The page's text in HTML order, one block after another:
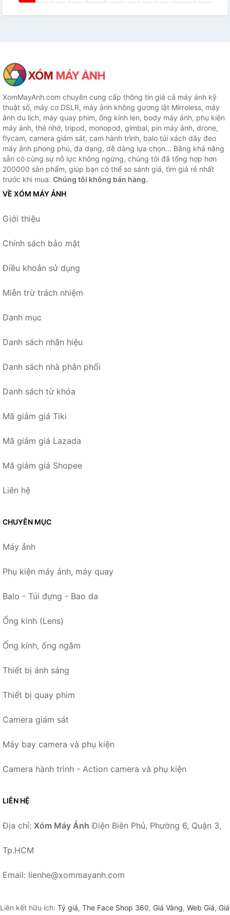
XomMayAnh.com chuyên cung cấp thông tin giá cả máy ảnh kỹ
thuật số, máy cơ DSLR, máy ảnh không gương lật Mirroless, máy
ảnh du lịch, máy quay phim, ống kính len, body máy ảnh, phụ kiện
máy ảnh, thẻ nhớ, tripod, monopod, gimbal, pin máy ảnh, drone,
flycam, camera giám sát, cam hành trình, balo túi xách dây đeo
máy ảnh phong phú, đa dạng, dễ dàng lựa chọn... Bằng khả năng
sẵn có cùng sự nỗ lực không ngừng, chúng tôi đã tổng hợp hơn
200000 sản phẩm, giúp bạn có thể so sánh giá, tìm giá rẻ nhất
trước khi mua. Chúng tôi không bán hàng.
VỀ XÓM MÁY ẢNH
Giới thiệu
Chính sách bảo mật
Điều khoản sử dụng
Miễn trừ trách nhiệm
Danh mục
Danh sách nhãn hiệu
Danh sách nhà phân phối
Danh sách từ khóa
Mã giảm giá Tiki
Mã giảm giá Lazada
Mã giảm giá Shopee
Liên hệ
CHUYÊN MỤC
Máy ảnh
Phụ kiện máy ảnh, máy quay
Balo - Túi đựng - Bao da
Ống kính (Lens)
Ống kính, ống ngắm
Thiết bị ánh sáng
Thiết bị quay phim
Camera giám sát
Máy bay camera và phụ kiện
Camera hành trình - Action camera và phụ kiện
LIÊN HỆ
Địa chỉ: Xóm Máy Ảnh Điện Biên Phủ, Phường 6, Quận 3,
Tp.HCM
Email: lienhe@xommayanh.com
Liên kết hữu ích: Tỷ giá, The Face Shop 360, Giá Vàng, Web Giá, Giá